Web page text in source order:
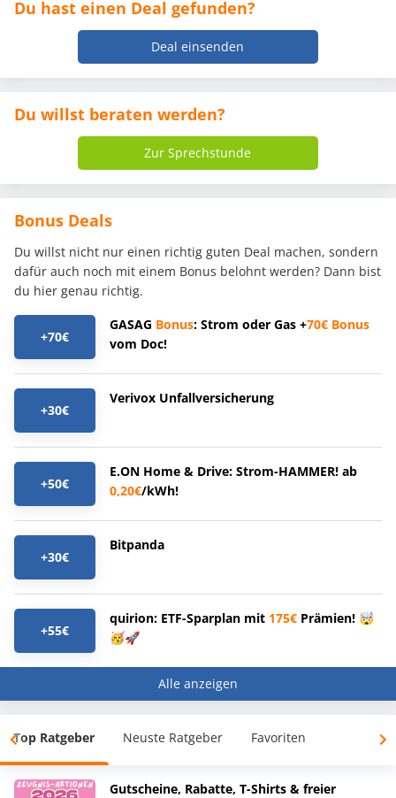
Du hast einen Deal gefunden?
Deal einsenden
Du willst beraten werden?
Zur Sprechstunde
Bonus Deals
Du willst nicht nur einen richtig guten Deal machen, sondern
dafür auch noch mit einem Bonus belohnt werden? Dann bist
du hier genau richtig.
+70€
GASAG Bonus: Strom oder Gas +70€ Bonus
vom Doc!
+30€
Verivox Unfallversicherung
+50€
E.ON Home & Drive: Strom-HAMMER! ab
0,20€/kWh!
+30€
Bitpanda
+55€
quirion: ETF-Sparplan mit 175€ Prämien! 🤯
🥳🚀
Alle anzeigen
Top Ratgeber Neuste Ratgeber Favoriten
Gutscheine, Rabatte, T-Shirts & freier